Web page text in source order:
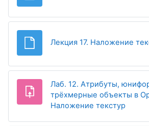
Лекция 17. Наложение
Лаб. 12. Атрибуты,
трёхмерные объекты в
Наложение текстур